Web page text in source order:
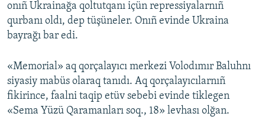
onıñ Ukrainağa qoltutqanı içün repressiyalarnıñ
qurbanı oldı, dep tüşüneler. Onıñ evinde Ukraina
bayrağı bar edi.
«Memorial» aq qorçalayıcı merkezi Volodımır Baluhnı
siyasiy mabüs olaraq tanıdı. Aq qorçalayıcılarnıñ
fikirince, faalni taqip etüv sebebi evinde tiklegen
«Sema Yüzü Qaramanları soq., 18» levhası olğan.